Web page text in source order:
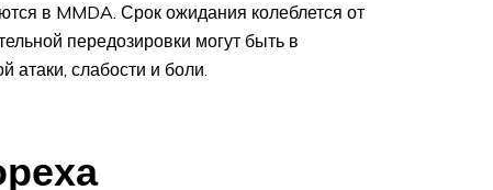
в MMDA. Срок ожидания колеблется от
передозировки могут быть в
атаки, слабости и боли.